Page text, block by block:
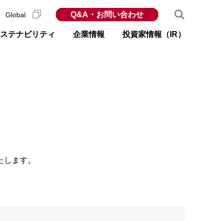
テナビリティ 企業情報 投資家情報（IR）
Global Q&A・お問い合わせ
ます。